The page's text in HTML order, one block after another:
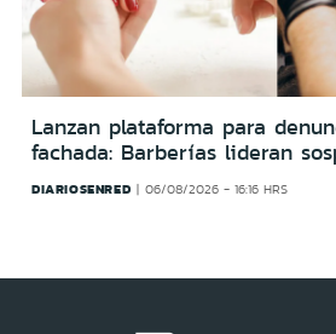
Lanzan plataforma para
fachada: Barberías lideran
DIARIOSENRED 06/08/2026 - 16:16 HRS